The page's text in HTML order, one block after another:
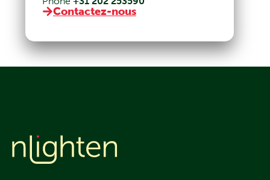
Contactez-nous